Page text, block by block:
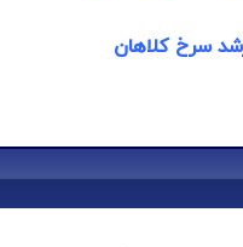
سرخ کلاهان